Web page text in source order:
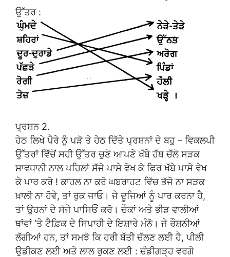
ਉੱਤਰ :
ਪ੍ਰਸ਼ਨ 2.
ਹੇਠ ਲਿਖੇ ਪੈਰੇ ਨੂੰ ਪੜੋ ਤੇ ਹੇਠ ਦਿੱਤੇ ਪ੍ਰਸ਼ਨਾਂ ਦੇ ਬਹੁ – ਵਿਕਲਪੀ
ਉੱਤਰਾਂ ਵਿੱਚੋਂ ਸਹੀ ਉੱਤਰ ਚੁਣੋ ਆਪਣੇ ਖੱਬੇ ਹੱਥ ਚੱਲੋ ਸੜਕ
ਸਾਵਧਾਨੀ ਨਾਲ ਪਹਿਲਾਂ ਸੱਜੇ ਪਾਸੇ ਵੇਖ ਕੇ ਫਿਰ ਖੱਬੇ ਪਾਸੇ ਵੇਖ
ਕੇ ਪਾਰ ਕਰੋ ! ਕਾਹਲ ਨਾ ਕਰੋ ਘਬਰਾਹਟ ਵਿੱਚ ਭੱਜੋ ਨਾ ਸੜਕ
ਖ਼ਾਲੀ ਨਾ ਹੋਵੇ, ਤਾਂ ਰੁਕ ਜਾਓ। ਜੇ ਦੂਜਿਆਂ ਨੂੰ ਪਾਰ ਕਰਨਾ ਹੈ,
ਤਾਂ ਉਹਨਾਂ ਦੇ ਸੱਜੇ ਪਾਸਿਓਂ ਕਰੋ। ਚੌਕਾਂ ਅਤੇ ਭੀੜ ਵਾਲੀਆਂ
ਥਾਂਵਾਂ ‘ਤੇ ਟੈਫ਼ਿਕ ਦੇ ਸਿਪਾਹੀ ਦੇ ਇਸ਼ਾਰੇ ਮੰਨੋ। ਜੇ ਰੌਸ਼ਨੀਆਂ
ਲੱਗੀਆਂ ਹਨ, ਤਾਂ ਸਮਝੋ ਕਿ ਹਰੀ ਬੱਤੀ ਚੱਲਣ ਲਈ ਹੈ, ਪੀਲੀ
ਉਡੀਕਣ ਲਈ ਅਤੇ ਲਾਲ ਰੁਕਣ ਲਈ : ਚੰਡੀਗੜ੍ਹ ਵਰਗੇ